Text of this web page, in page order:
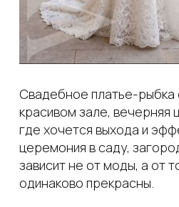
Свадебное платье-рыбка
красивом зале, вечерняя
где хочется выхода и
церемония в саду,
зависит не от моды, а от
одинаково прекрасны.